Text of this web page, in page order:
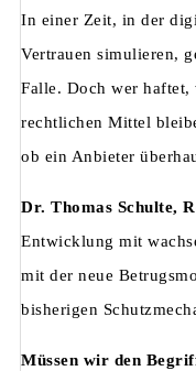
In einer Zeit, in der
Vertrauen simulieren,
Falle. Doch wer haftet,
rechtlichen Mittel
ob ein Anbieter
Dr. Thomas Schulte,
Entwicklung mit
mit der neue
bisherigen
Müssen wir den